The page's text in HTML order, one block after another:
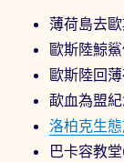
薄荷島去
歐斯陸鯨
歐斯陸回
歃血為盟
洛柏克生
巴卡容教